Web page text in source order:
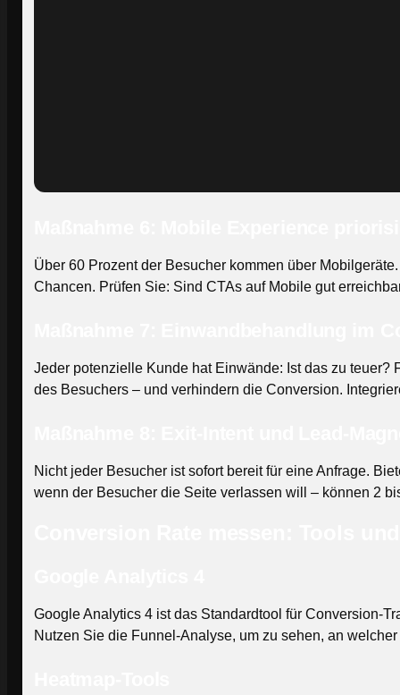
Über 60 Prozent der Besucher kommen über
Chancen. Prüfen Sie: Sind CTAs auf Mobile gut
Jeder potenzielle Kunde hat Einwände: Ist das zu
des Besuchers – und verhindern die Conversion.
Nicht jeder Besucher ist sofort bereit für eine Anfrage.
wenn der Besucher die Seite verlassen will – können 2
Google Analytics 4 ist das Standardtool für Conversion-
Nutzen Sie die Funnel-Analyse, um zu sehen, an